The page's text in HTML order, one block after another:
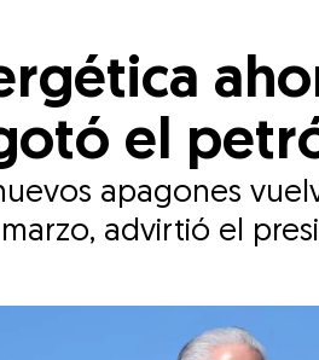
el
apagones
advirtió el